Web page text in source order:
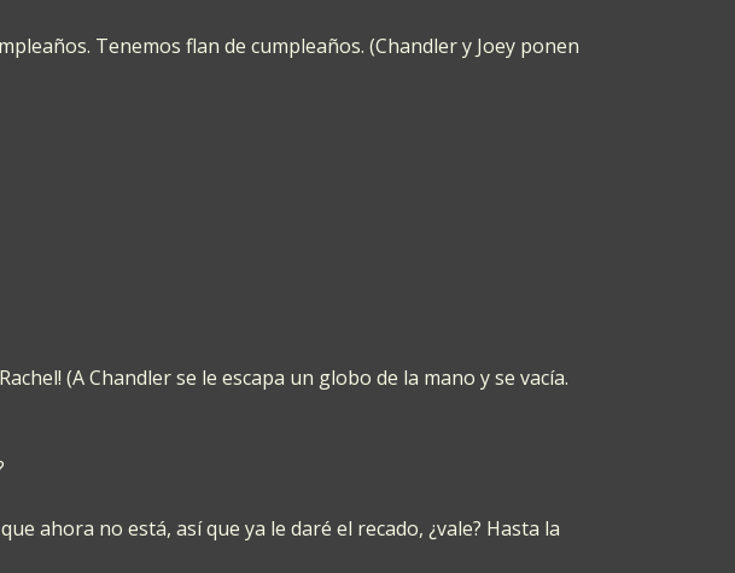
Tenemos flan de cumpleaños. (Chandler y Joey ponen
(A Chandler se le escapa un globo de la mano y se vacía.
ahora no está, así que ya le daré el recado, ¿vale? Hasta la